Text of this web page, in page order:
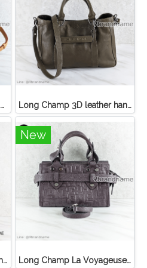
Louis Vuitton Limited Edition Monogram Canvas Sofia Coppola SC Bag Long Champ 3D leather handbag
Christian Dior Seddle Pouch Accessory Hand Bag
New
Long Champ La Voyageuse Bag Leather